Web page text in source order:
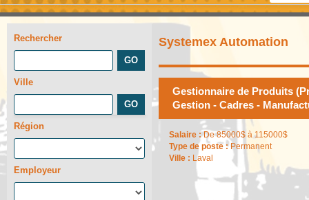
Rechercher
Ville
Région
Employeur
Systemex Automation
Gestionnaire de Produits
Gestion - Cadres -
Salaire :De 85000$ à 115000$
Type de poste : Permanent
Ville : Laval